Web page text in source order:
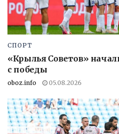
СПОРТ
«Крылья Советов»
с победы
oboz.info 05.08.2026